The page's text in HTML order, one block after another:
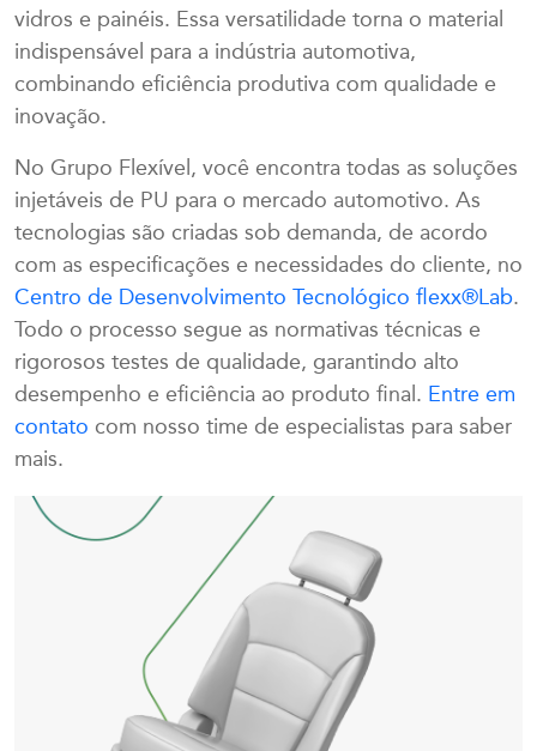
vidros e painéis. Essa versatilidade torna o material
indispensável para a indústria automotiva,
combinando eficiência produtiva com qualidade e
inovação.
No Grupo Flexível, você encontra todas as soluções
injetáveis de PU para o mercado automotivo. As
tecnologias são criadas sob demanda, de acordo
com as especificações e necessidades do cliente, no
Centro de Desenvolvimento Tecnológico flexx®Lab.
Todo o processo segue as normativas técnicas e
rigorosos testes de qualidade, garantindo alto
desempenho e eficiência ao produto final. Entre em
contato com nosso time de especialistas para saber
mais.